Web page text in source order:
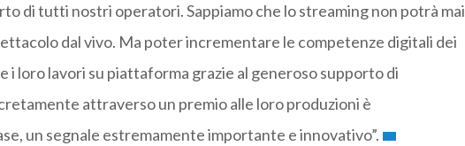
di tutti nostri operatori. Sappiamo che lo streaming non potrà mai
dal vivo. Ma poter incrementare le competenze digitali dei
i loro lavori su piattaforma grazie al generoso supporto di
attraverso un premio alle loro produzioni è
un segnale estremamente importante e innovativo”.